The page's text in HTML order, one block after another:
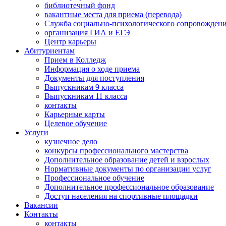
библиотечный фонд
вакантные места для приема (перевода)
Служба социально-психологического
организация ГИА и ЕГЭ
Центр карьеры
Абитуриентам
Прием в Колледж
Информация о ходе приема
Документы для поступления
Выпускникам 9 класса
Выпускникам 11 класса
контакты
Карьерные карты
Целевое обучение
Услуги
кузнечное дело
конкурсы профессионального мастерства
Дополнительное образование детей и взрослых
Нормативные документы по организации услуг
Профессиональное обучение
Дополнительное профессиональное образование
Доступ населения на спортивные площадки
Вакансии
Контакты
контакты